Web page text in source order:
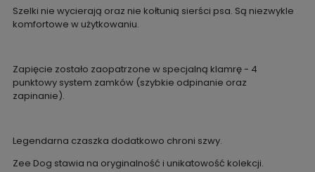
Szelki nie wycierają oraz nie kołtunią sierści psa. Są niezwykle
komfortowe w użytkowaniu.
Zapięcie zostało zaopatrzone w specjalną klamrę - 4
punktowy system zamków (szybkie odpinanie oraz
zapinanie).
Legendarna czaszka dodatkowo chroni szwy.
Zee Dog stawia na oryginalność i unikatowość kolekcji.